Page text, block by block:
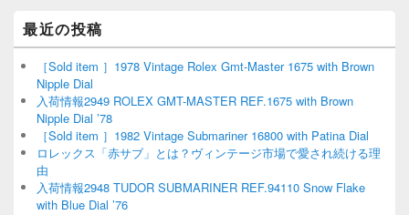
最近の投稿
［Sold item ］1978 Vintage Rolex Gmt-Master 1675 with Brown
Nipple Dial
入荷情報2949 ROLEX GMT-MASTER REF.1675 with Brown
Nipple Dial ’78
［Sold item ］1982 Vintage Submariner 16800 with Patina Dial
ロレックス「赤サブ」とは？ヴィンテージ市場で愛され続ける理
由
入荷情報2948 TUDOR SUBMARINER REF.94110 Snow Flake
with Blue Dial ’76